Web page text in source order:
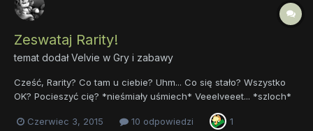
Zeswataj Rarity!
temat dodałVelvie w Gry i zabawy
Cześć, Rarity? Co tam u ciebie? Uhm... Co się stało? Wszystko
OK? Pocieszyć cię? *nieśmiały uśmiech* Veeelveeet... *szloch*
Nikt mnie nie kocha... Nigdy nie znajdę swojej drugiej połówki...
Wszystkie klacze mają swoich ogierów... Oprócz mnie! Zostanę
Czerwiec 3, 2015 10 odpowiedzi 1